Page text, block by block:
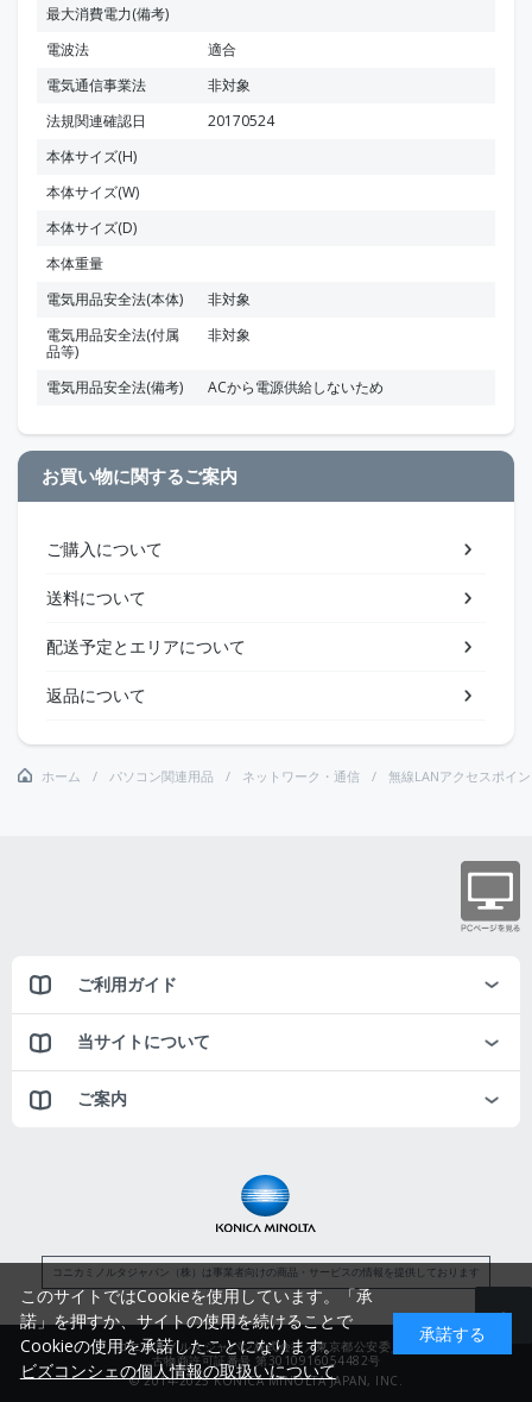
最大消費電力(備考)
電波法
適合
電気通信事業法
非対象
法規関連確認日
20170524
本体サイズ(H)
本体サイズ(W)
本体サイズ(D)
本体重量
電気用品安全法(本体)
非対象
電気用品安全法(付属
品等)
非対象
電気用品安全法(備考) ACから電源供給しないため
お買い物に関するご案内
ご購入について
送料について
配送予定とエリアについて
返品について
ホーム パソコン関連用品 ネットワーク・通信 無線LANアクセスポイ
ご利用ガイド
当サイトについて
ご案内
コニカミノルタジャパン（株）は事業者向けの商品・サービスの情報を提供しております
コニカミノルタジャパン株式会社／東京都公安委員会
古物商許可証番号 第3010916054482号
© 2014-2025 KONICA MINOLTA JAPAN, INC.
このサイトではCookieを使用しています。「承
諾」を押すか、サイトの使用を続けることで
Cookieの使用を承諾したことになります。
ビズコンシェの個人情報の取扱いについて
承諾する